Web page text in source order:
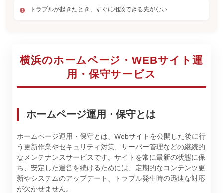
トラブルが起きたとき、すぐに相談できる先がない
横浜のホームページ・WEBサイト運
用・保守サービス
ホームページ運用・保守とは
ホームページ運用・保守とは、Webサイトを公開した後に行
う更新作業やセキュリティ対策、サーバー管理などの継続的
なメンテナンスサービスです。サイトを常に最新の状態に保
ち、安定した運営を続けるためには、定期的なコンテンツ更
新やシステムのアップデート、トラブル発生時の迅速な対応
が欠かせません。